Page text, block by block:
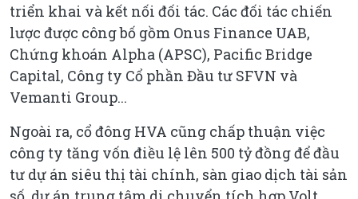
triển khai và kết nối đối tác. Các đối tác chiến
lược được công bố gồm Onus Finance UAB,
Chứng khoán Alpha (APSC), Pacific Bridge
Capital, Công ty Cổ phần Đầu tư SFVN và
Vemanti Group...
Ngoài ra, cổ đông HVA cũng chấp thuận việc
công ty tăng vốn điều lệ lên 500 tỷ đồng để đầu
tư dự án siêu thị tài chính, sàn giao dịch tài sản